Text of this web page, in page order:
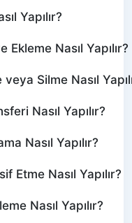
Yapılır?
Ekleme Nasıl Yapılır?
Silme Nasıl
Nasıl Yapılır?
Nasıl Yapılır?
Etme Nasıl Yapılır?
Nasıl Yapılır?